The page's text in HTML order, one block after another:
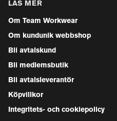
LÄS MER
Om Team Workwear
Om kundunik webbshop
Bli avtalskund
Bli medlemsbutik
Bli avtalsleverantör
Köpvillkor
Integritets- och cookiepolicy